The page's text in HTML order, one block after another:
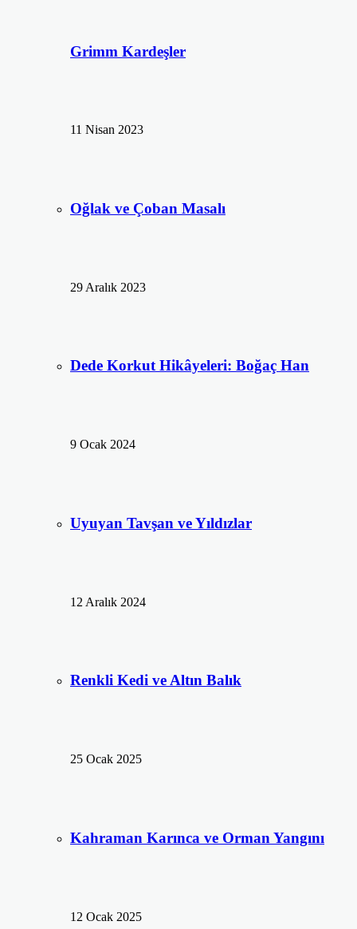
Grimm Kardeşler
11 Nisan 2023
Oğlak ve Çoban Masalı
29 Aralık 2023
Dede Korkut Hikâyeleri: Boğaç Han
9 Ocak 2024
Uyuyan Tavşan ve Yıldızlar
12 Aralık 2024
Renkli Kedi ve Altın Balık
25 Ocak 2025
Kahraman Karınca ve Orman Yangını
12 Ocak 2025